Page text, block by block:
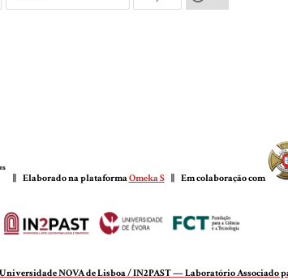
|| Elaborado na plataformaOmeka S|| Em colaboração com
NOVA de Lisboa / IN2PAST — Laboratório Associado